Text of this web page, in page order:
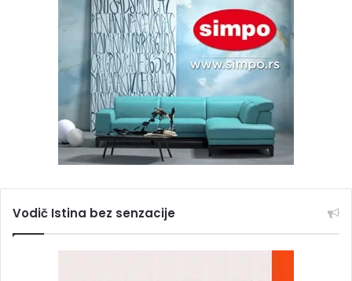
Vodič Istina bez senzacije